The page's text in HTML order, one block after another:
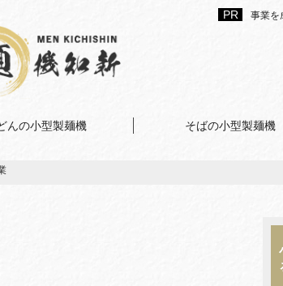
事業を
んの小型製麺機 そばの小型製麺機